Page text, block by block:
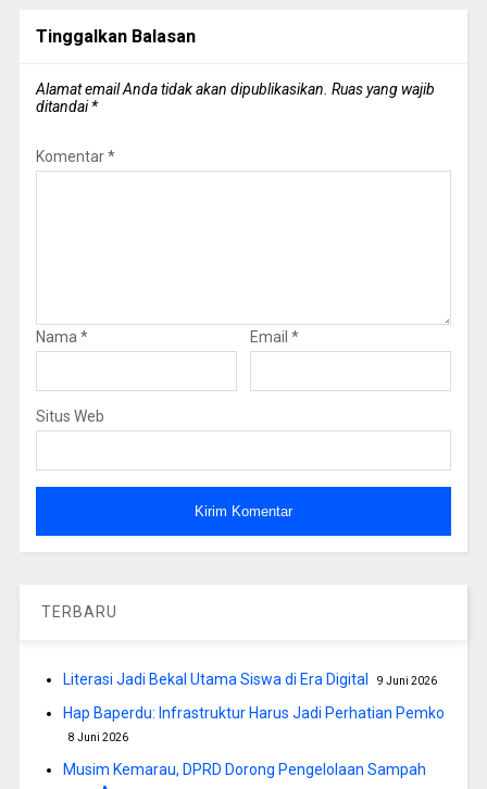
Tinggalkan Balasan
Alamat email Anda tidak akan dipublikasikan. Ruas yang wajib
ditandai*
Komentar*
Nama * Email *
Situs Web
TERBARU
Literasi Jadi Bekal Utama Siswa di Era Digital 9 Juni 2026
Hap Baperdu: Infrastruktur Harus Jadi Perhatian Pemko
8 Juni 2026
Musim Kemarau, DPRD Dorong Pengelolaan Sampah